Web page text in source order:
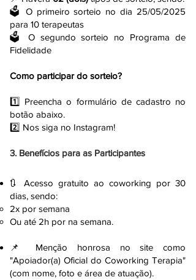
🗳️ O primeiro sorteio no dia 25/05/2025
para 10 terapeutas
🗳️ O segundo sorteio no Programa de
Fidelidade
Como participar do sorteio?
1️⃣ Preencha o formulário de cadastro no
botão abaixo.
2️⃣ Nos siga no Instagram!
3. Benefícios para as Participantes
🔃 Acesso gratuito ao coworking por 30
dias, sendo:
2x por semana
Ou até 2h por na semana.
📌 Menção honrosa no site como
"Apoiador(a) Oficial do Coworking Terapia"
(com nome, foto e área de atuação).